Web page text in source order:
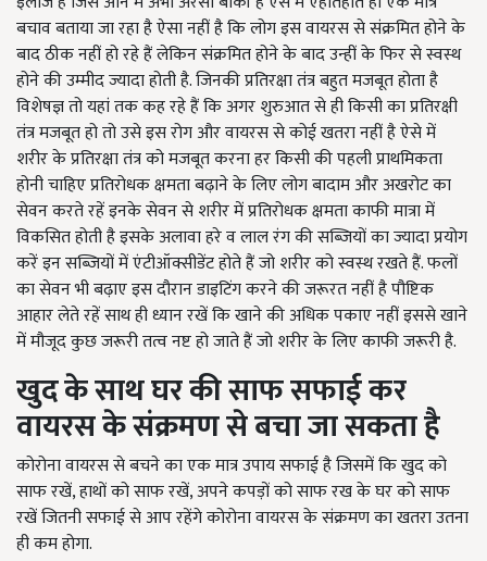
बचाव बताया जा रहा है ऐसा नहीं है कि लोग इस वायरस से संक्रमित होने के
बाद ठीक नहीं हो रहे हैं लेकिन संक्रमित होने के बाद उन्हीं के फिर से स्वस्थ
होने की उम्मीद ज्यादा होती है. जिनकी प्रतिरक्षा तंत्र बहुत मजबूत होता है
विशेषज्ञ तो यहां तक कह रहे हैं कि अगर शुरुआत से ही किसी का प्रतिरक्षी
तंत्र मजबूत हो तो उसे इस रोग और वायरस से कोई खतरा नहीं है ऐसे में
शरीर के प्रतिरक्षा तंत्र को मजबूत करना हर किसी की पहली प्राथमिकता
होनी चाहिए प्रतिरोधक क्षमता बढ़ाने के लिए लोग बादाम और अखरोट का
सेवन करते रहें इनके सेवन से शरीर में प्रतिरोधक क्षमता काफी मात्रा में
विकसित होती है इसके अलावा हरे व लाल रंग की सब्जियों का ज्यादा प्रयोग
करें इन सब्जियों में एंटीऑक्सीडेंट होते हैं जो शरीर को स्वस्थ रखते हैं. फलों
का सेवन भी बढ़ाए इस दौरान डाइटिंग करने की जरूरत नहीं है पौष्टिक
आहार लेते रहें साथ ही ध्यान रखें कि खाने की अधिक पकाए नहीं इससे खाने
में मौजूद कुछ जरूरी तत्व नष्ट हो जाते हैं जो शरीर के लिए काफी जरूरी है.
खुद के साथ घर की साफ सफाई कर
वायरस के संक्रमण से बचा जा सकता है
कोरोना वायरस से बचने का एक मात्र उपाय सफाई है जिसमें कि खुद को
साफ रखें, हाथों को साफ रखें, अपने कपड़ों को साफ रख के घर को साफ
रखें जितनी सफाई से आप रहेंगे कोरोना वायरस के संक्रमण का खतरा उतना
ही कम होगा.